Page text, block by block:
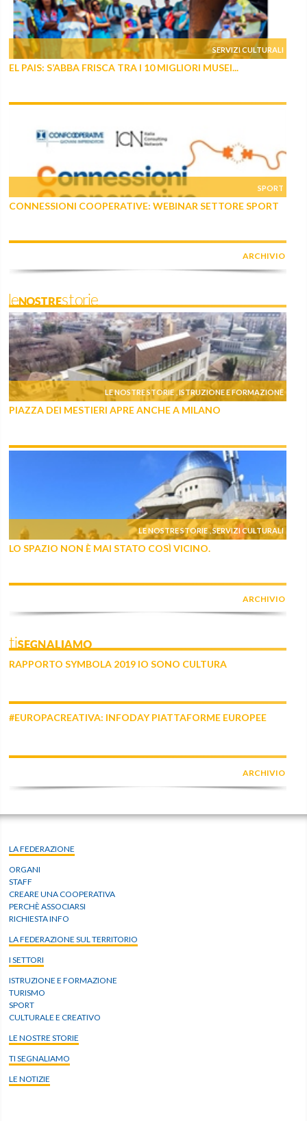
SERVIZI CULTURALI
EL PAIS: S’ABBA FRISCA TRA I 10 MIGLIORI MUSEI...
SPORT
CONNESSIONI COOPERATIVE: WEBINAR SETTORE SPORT
ARCHIVIO
leNOSTREstorie
LE NOSTRE STORIE ISTRUZIONE E FORMAZIONE
PIAZZA DEI MESTIERI APRE ANCHE A MILANO
LE NOSTRE STORIE ,SERVIZI CULTURALI
LO SPAZIO NON È MAI STATO COSÌ VICINO.
ARCHIVIO
tiSEGNALIAMO
RAPPORTO SYMBOLA 2019 IO SONO CULTURA
#EUROPACREATIVA: INFODAY PIATTAFORME EUROPEE
ARCHIVIO
LA FEDERAZIONE
ORGANI
STAFF
CREARE UNA COOPERATIVA
PERCHÈ ASSOCIARSI
RICHIESTA INFO
LA FEDERAZIONE SUL TERRITORIO
I SETTORI
ISTRUZIONE E FORMAZIONE
TURISMO
SPORT
CULTURALE E CREATIVO
LE NOSTRE STORIE
TI SEGNALIAMO
LE NOTIZIE